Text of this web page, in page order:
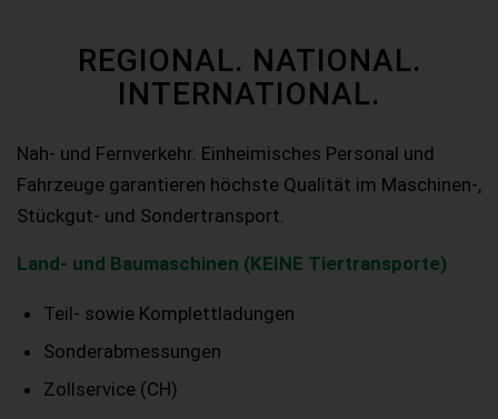
REGIONAL. NATIONAL.
INTERNATIONAL.
Nah- und Fernverkehr. Einheimisches Personal und
Fahrzeuge garantieren höchste Qualität im Maschinen-,
Stückgut- und Sondertransport.
Land- und Baumaschinen (KEINE Tiertransporte)
Teil- sowie Komplettladungen
Sonderabmessungen
Zollservice (CH)